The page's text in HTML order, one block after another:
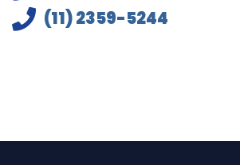
(11) 2359-5244